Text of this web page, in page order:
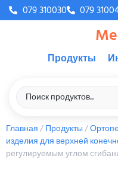
079 310030 079
Продукты
Главная/Продукты/
изделия для верхней
регулируемым углом